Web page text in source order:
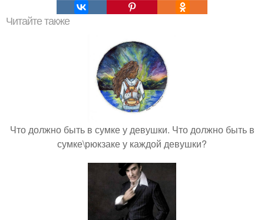
Читайте также
Что должно быть в сумке у девушки. Что должно быть в
сумке\рюкзаке у каждой девушки?